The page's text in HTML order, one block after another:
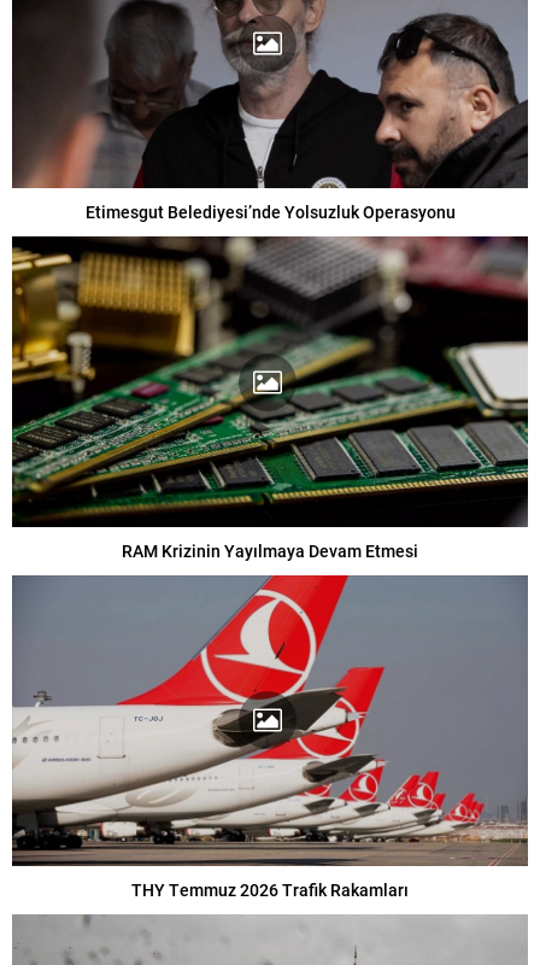
Etimesgut Belediyesi’nde Yolsuzluk Operasyonu
RAM Krizinin Yayılmaya Devam Etmesi
THY Temmuz 2026 Trafik Rakamları